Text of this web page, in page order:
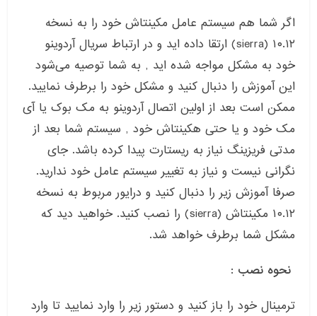
اگر شما هم سیستم عامل مکینتاش خود را به نسخه
۱۰.۱۲ (sierra) ارتقا داده اید و در ارتباط سریال آردوینو
خود به مشکل مواجه شده اید , به شما توصیه می‌شود
این آموزش را دنبال کنید و مشکل خود را برطرف نمایید.
ممکن است بعد از اولین اتصال آردوینو به مک بوک یا آی
مک خود و یا حتی هکینتاش خود , سیستم شما بعد از
مدتی فریزینگ نیاز به ریستارت پیدا کرده باشد. جای
نگرانی نیست و نیاز به تغییر سیستم عامل خود ندارید.
صرفا آموزش زیر را دنبال کنید و درایور مربوط به نسخه
۱۰.۱۲ مکینتاش (sierra) را نصب کنید. خواهید دید که
مشکل شما برطرف خواهد شد.
نحوه نصب :
ترمینال خود را باز کنید و دستور زیر را وارد نمایید تا وارد